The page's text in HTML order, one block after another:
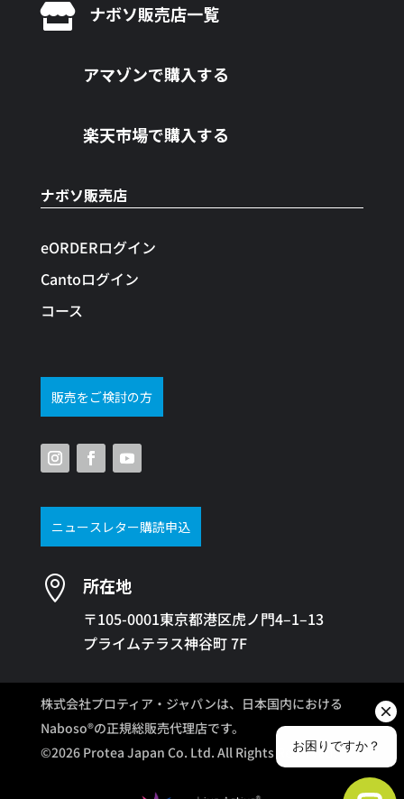
 ナボソ販売店一覧
アマゾンで購入する
楽天市場で購入する
ナボソ販売店
eORDERログイン
Cantoログイン
コース
販売をご検討の方
ニュースレター購読申込
 所在地
〒105-0001東京都港区虎ノ門4–1–13
プライムテラス神谷町 7F
株式会社プロティア・ジャパンは、日本国内における
Naboso®の正規総販売代理店です。
©2026 Protea Japan Co. Ltd. All Rights Reserved.